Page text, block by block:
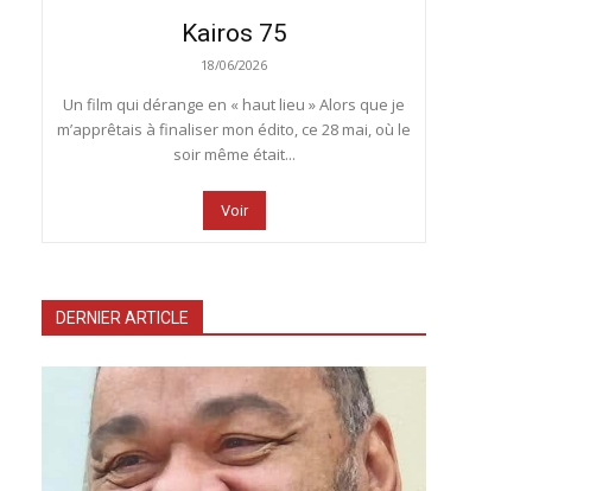
Kairos 75
18/06/2026
Un film qui dérange en « haut lieu » Alors que je
m’apprêtais à finaliser mon édito, ce 28 mai, où le
soir même était...
Voir
DERNIER ARTICLE